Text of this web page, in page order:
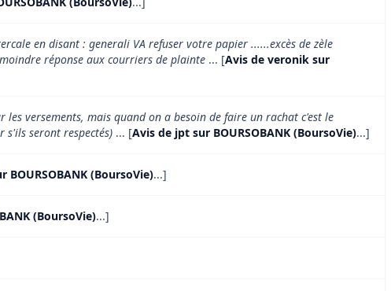
en disant : generali VA refuser votre papier ......excès de zèle
réponse aux courriers de plainte ... [Avis de veronik sur
versements, mais quand on a besoin de faire un rachat c'est le
s'ils seront respectés) ... [Avis de jpt sur BOURSOBANK (BoursoVie)...]
BOURSOBANK (BoursoVie)...]
(BoursoVie)...]